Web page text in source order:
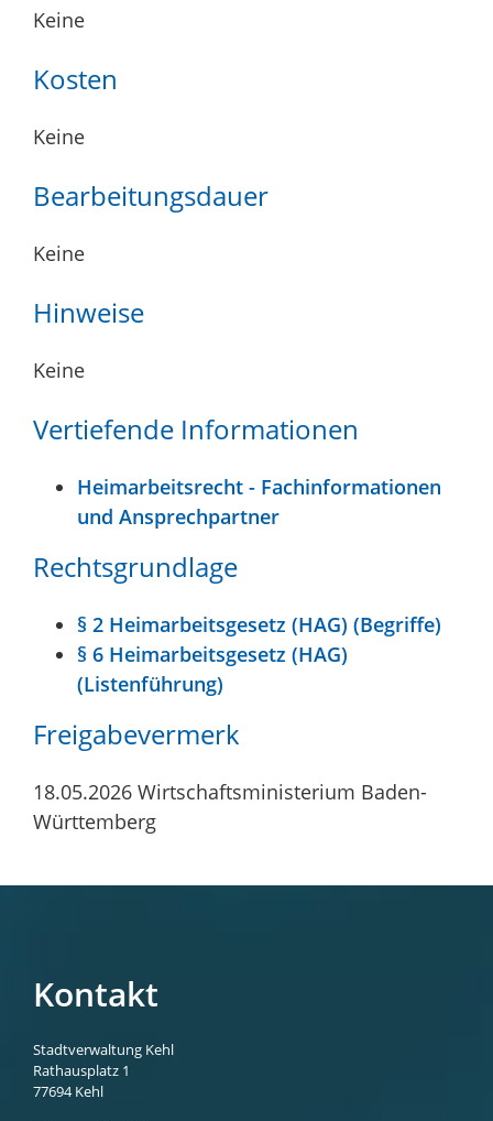
Keine
Kosten
Keine
Bearbeitungsdauer
Keine
Hinweise
Keine
Vertiefende Informationen
Heimarbeitsrecht - Fachinformationen
und Ansprechpartner
Rechtsgrundlage
§ 2 Heimarbeitsgesetz (HAG) (Begriffe)
§ 6 Heimarbeitsgesetz (HAG)
(Listenführung)
Freigabevermerk
18.05.2026 Wirtschaftsministerium Baden-
Württemberg
Kontakt
Stadtverwaltung Kehl
Rathausplatz 1
77694 Kehl